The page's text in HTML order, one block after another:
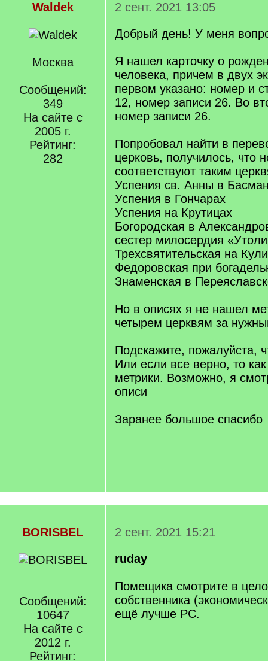
Waldek
Москва
Сообщений:
349
На сайте с
2005 г.
Рейтинг:
282
2 сент. 2021 13:05
Добрый день! У меня
Я нашел карточку о
человека, причем в двух
первом указано: номер и
12, номер записи 26. Во
номер записи 26.
Попробовал найти в
церковь, получилось, что
соответствуют таким
Успения св. Анны в
Успения в Гончарах
Успения на Крутицах
Богородская в
сестер милосердия
Трехсвятительская на
Федоровская при
Знаменская в
Но в описях я не нашел
четырем церквям за
Подскажите, пожалуйста,
Или если все верно, то
метрики. Возможно, я
описи
Заранее большое спасибо
BORISBEL
Сообщений:
10647
На сайте с
2012 г.
Рейтинг:
2 сент. 2021 15:21
ruday
Помещика смотрите в
собственника
ещё лучше РС.